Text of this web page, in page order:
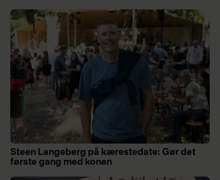
Steen Langeberg på kærestedate: Gør det
første gang med konen